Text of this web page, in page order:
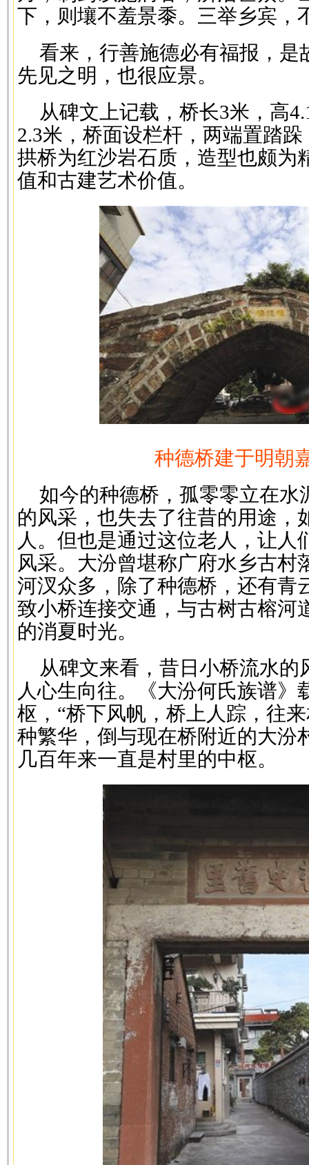
下，则壤不羞景黍。三举乡宾，
看来，行善施德必有福报，是
先见之明，也很应景。
从碑文上记载，桥长3米，高
2.3米，桥面设栏杆，两端置踏
拱桥为红沙岩石质，造型也颇为
值和古建艺术价值。
种德桥建于明朝
如今的种德桥，孤零零立在水
的风采，也失去了往昔的用途，
人。但也是通过这位老人，让人
风采。大汾曾堪称广府水乡古村
河汊众多，除了种德桥，还有青
致小桥连接交通，与古树古榕河
的消夏时光。
从碑文来看，昔日小桥流水的
人心生向往。《大汾何氏族谱》
枢，“桥下风帆，桥上人踪，往
种繁华，倒与现在桥附近的大汾
几百年来一直是村里的中枢。